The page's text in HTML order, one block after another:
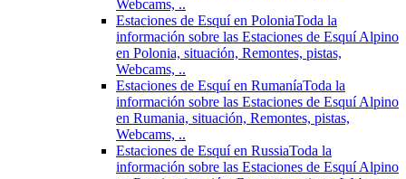
Webcams, ..
Estaciones de Esquí en PoloniaToda la
información sobre las Estaciones de Esquí Alpino
en Polonia, situación, Remontes, pistas,
Webcams, ..
Estaciones de Esquí en RumaníaToda la
información sobre las Estaciones de Esquí Alpino
en Rumania, situación, Remontes, pistas,
Webcams, ..
Estaciones de Esquí en RussiaToda la
información sobre las Estaciones de Esquí Alpino